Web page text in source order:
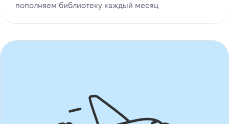
пополняем библиотеку каждый месяц